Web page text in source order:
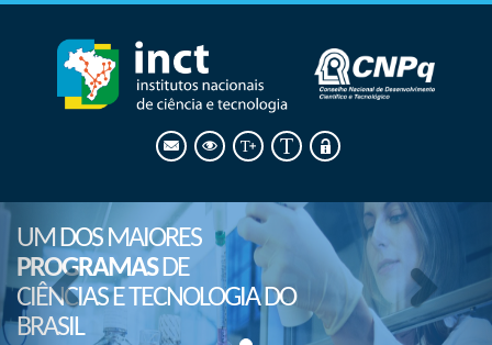
UM DOS MAIORES
PROGRAMASDE
CIÊNCIAS E TECNOLOGIA DO
BRASIL